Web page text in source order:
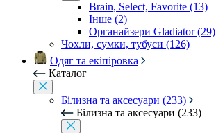
Brain, Select, Favorite (13)
Інше (2)
Органайзери Gladiator (29)
Чохли, сумки, тубуси (126)
Одяг та екіпіровка
Каталог
Білизна та аксесуари (233)
Білизна та аксесуари (233)